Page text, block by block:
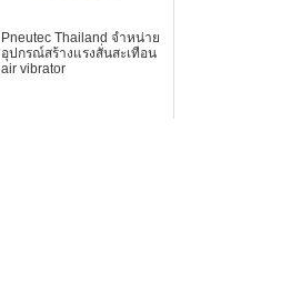
Pneutec Thailand จำหน่าย
อุปกรณ์สร้างแรงสั่นสะเทือน
air vibrator